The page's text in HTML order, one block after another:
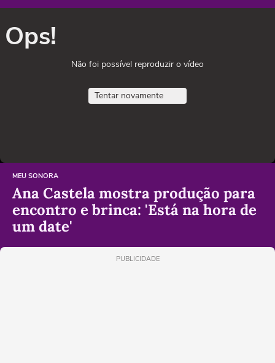
Ops!
Não foi possível reproduzir o vídeo
Tentar novamente
MEU SONORA
Ana Castela mostra produção para
encontro e brinca: 'Está na hora de
um date'
PUBLICIDADE